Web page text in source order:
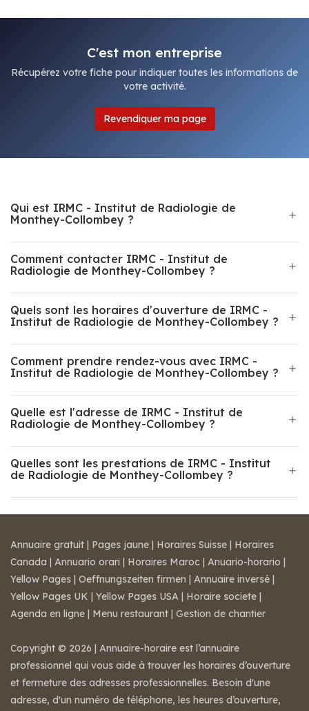
C'est mon entreprise
Récupérez votre fiche pour indiquer toutes les informations de
votre activité.
Revendiquer ma page
Qui est IRMC - Institut de Radiologie de
Monthey-Collombey ?
Comment contacter IRMC - Institut de
Radiologie de Monthey-Collombey ?
Quels sont les horaires d'ouverture de IRMC -
Institut de Radiologie de Monthey-Collombey ?
Comment prendre rendez-vous avec IRMC -
Institut de Radiologie de Monthey-Collombey ?
Quelle est l'adresse de IRMC - Institut de
Radiologie de Monthey-Collombey ?
Quelles sont les prestations de IRMC - Institut
de Radiologie de Monthey-Collombey ?
Annuaire gratuit | Pages jaune | Horaires Suisse | Horaires
Canada | Annuario orari | Horaires Maroc | Anuario-horario |
Yellow Pages | Oeffnungszeiten firmen | Annuaire inversé |
Yellow Pages UK | Yellow Pages USA | Horaire societe |
Agenda en ligne | Menu restaurant | Gestion de chantier
Copyright © 2026 | Annuaire-horaire est l’annuaire
professionnel qui vous aide à trouver les horaires d’ouverture
et fermeture des adresses professionnelles. Besoin d'une
adresse, d'un numéro de téléphone, les heures d’ouverture,